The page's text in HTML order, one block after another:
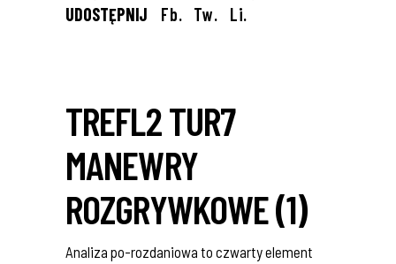
UDOSTĘPNIJ Fb. Tw. Li.
TREFL2 TUR7
MANEWRY
ROZGRYWKOWE (1)
Analiza po-rozdaniowa to czwarty element